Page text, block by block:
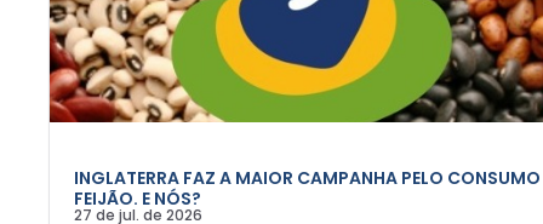
INGLATERRA FAZ A MAIOR CAMPANHA PELO CONSUMO
FEIJÃO. E NÓS?
27 de jul. de 2026